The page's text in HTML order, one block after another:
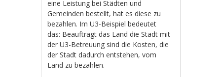
eine Leistung bei Städten und
Gemeinden bestellt, hat es diese zu
bezahlen. Im U3-Beispiel bedeutet
das: Beauftragt das Land die Stadt mit
der U3-Betreuung sind die Kosten, die
der Stadt dadurch entstehen, vom
Land zu bezahlen.